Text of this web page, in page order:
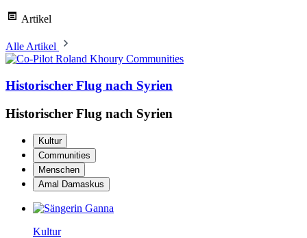
Artikel
Alle Artikel
Communities
Historischer Flug nach Syrien
Historischer Flug nach Syrien
Kultur
Communities
Menschen
Amal Damaskus
Kultur